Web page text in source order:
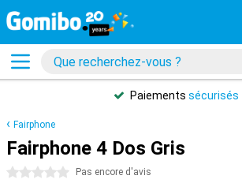
Paiements sécurisés
Fairphone
Fairphone 4 Dos Gris
0 étoiles Pas encore d'avis